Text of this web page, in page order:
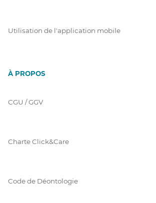
Utilisation de l'application mobile
À PROPOS
CGU / GGV
Charte Click&Care
Code de Déontologie